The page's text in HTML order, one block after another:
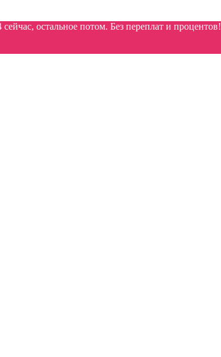
остальное потом. Без переплат и процентов!